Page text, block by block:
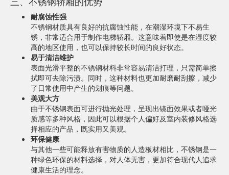
耐腐蚀性强
不锈钢材质具有良好的抗腐蚀性能，在潮湿环境下不易生
锈，非常适合用于制作电梯轿厢。这意味着即使是在湿度较
高的地区使用，也可以保持较长时间的良好状态。
易于清洁维护
表面光滑平整的不锈钢材料非常容易清洁打理，只需简单擦
拭即可去除污渍。同时，这种材料也更加耐磨耐刮擦，减少
了日常使用中产生的划痕等问题。
美观大方
由于不锈钢表面可进行抛光处理，呈现出镜面效果或者哑光
质感等多种风格，因此可以根据个人偏好及室内装修风格选
择相应的产品，既实用又美观。
环保健康
与其他一些可能释放有害物质的人造板材相比，不锈钢是一
种绿色环保的材料选择，对人体无害，更加符合现代人追求
健康生活的理念。